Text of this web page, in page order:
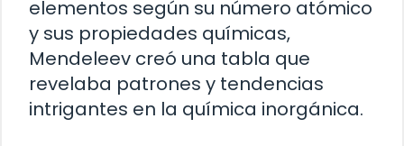
elementos según su número atómico
y sus propiedades químicas,
Mendeleev creó una tabla que
revelaba patrones y tendencias
intrigantes en la química inorgánica.